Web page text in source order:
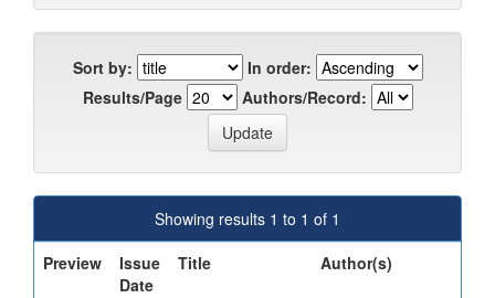
Sort by:
In order:
Results/Page
Authors/Record:
Showing results 1 to 1 of 1
Preview
Issue
Date
Title Author(s)